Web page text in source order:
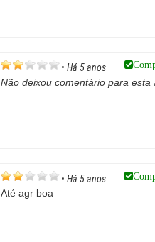
• Há 5 anos
Não deixou comentário para esta
• Há 5 anos
Até agr boa